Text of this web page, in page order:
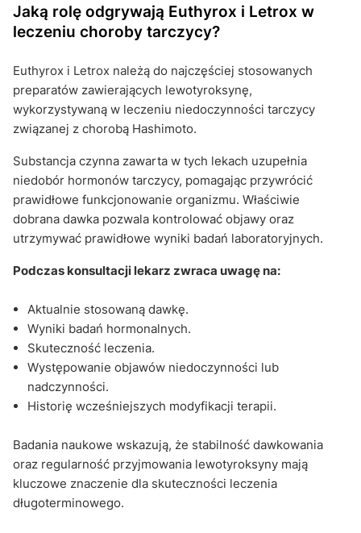
Jaką rolę odgrywają Euthyrox i Letrox w
leczeniu choroby tarczycy?
Euthyrox i Letrox należą do najczęściej stosowanych
preparatów zawierających lewotyroksynę,
wykorzystywaną w leczeniu niedoczynności tarczycy
związanej z chorobą Hashimoto.
Substancja czynna zawarta w tych lekach uzupełnia
niedobór hormonów tarczycy, pomagając przywrócić
prawidłowe funkcjonowanie organizmu. Właściwie
dobrana dawka pozwala kontrolować objawy oraz
utrzymywać prawidłowe wyniki badań laboratoryjnych.
Podczas konsultacji lekarz zwraca uwagę na:
Aktualnie stosowaną dawkę.
Wyniki badań hormonalnych.
Skuteczność leczenia.
Występowanie objawów niedoczynności lub
nadczynności.
Historię wcześniejszych modyfikacji terapii.
Badania naukowe wskazują, że stabilność dawkowania
oraz regularność przyjmowania lewotyroksyny mają
kluczowe znaczenie dla skuteczności leczenia
długoterminowego.